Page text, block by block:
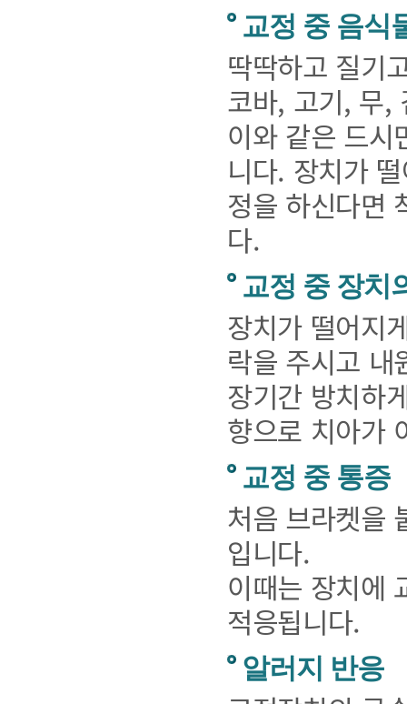
교정 중 음식
딱딱하고 질기
코바, 고기, 무,
이와 같은 드시
니다. 장치가
정을 하신다면
다.
교정 중 장치
장치가 떨어지
락을 주시고 내
장기간 방치하
향으로 치아가
교정 중 통증
처음 브라켓을
입니다.
이때는 장치에
적응됩니다.
알러지 반응